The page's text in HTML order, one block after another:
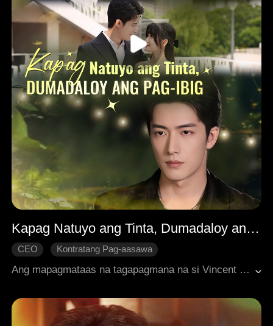
Kapag Natuyo ang Tinta, Dumadaloy ang Pag-ibig
CEO
Kontratang Pag-aasawa
Unti-unting Pagmamahalan
Tamis
Ang mapagmataas na tagapagmana na si Vincent ay nag-anunsyo na pakakasalan niya si Adeline sa engagement ng kanyang kapatid, kahit na inupahan lang niya ito para magpanggap bilang asawa niya. Ginamit niya ito upang pagharap sa presyon ng pamilya, at kailangan naman ni Adeline ang kita. Ngunit araw-araw, unti-unting lumalalim ang kanilang damdamin. Paulit-ulit nilang binago ang kanilang kontrata, bawat pagbabago ay nagtatago ng mas malalim na pag-ibig. Mula sa pagiging mga magkasosyo, naging tunay na magkasintahan sila.